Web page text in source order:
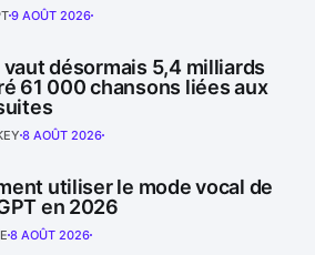
9 AOÛT 2026
vaut désormais 5,4 milliards
61 000 chansons liées aux
8 AOÛT 2026
utiliser le mode vocal de
en 2026
8 AOÛT 2026